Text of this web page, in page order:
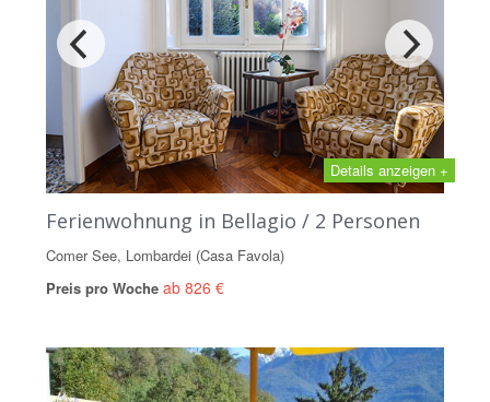
Details anzeigen +
Ferienwohnung in Bellagio / 2 Personen
Comer See, Lombardei (Casa Favola)
Preis pro Woche ab 826 €